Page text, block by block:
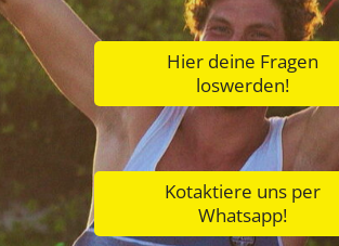
Hier deine Fragen
loswerden!
Kotaktiere uns per
Whatsapp!